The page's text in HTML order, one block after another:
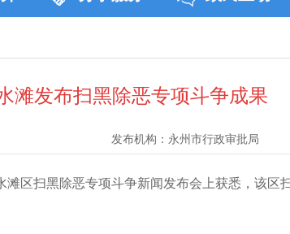
滩发布扫黑除恶专项斗争成果
发布机构： 永州市行政审批局
区扫黑除恶专项斗争新闻发布会上获悉，该区